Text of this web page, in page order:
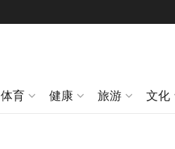
体育 健康 旅游 文化